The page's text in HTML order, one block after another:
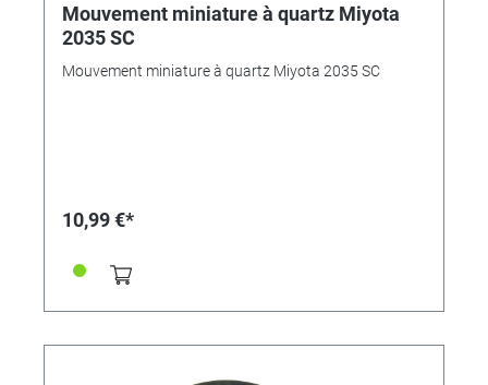
Mouvement miniature à quartz Miyota
2035 SC
Mouvement miniature à quartz Miyota 2035 SC
10,99 €*